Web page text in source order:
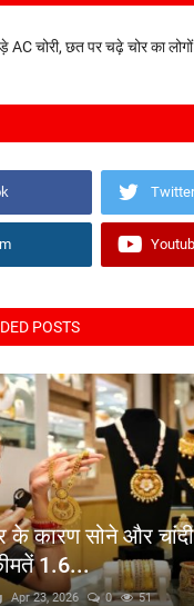
चोरी, छत पर चढ़े चोर का लोगों
Twitter
POSTS
के कारण सोने और
1.6...
Apr 23, 2026 0 51